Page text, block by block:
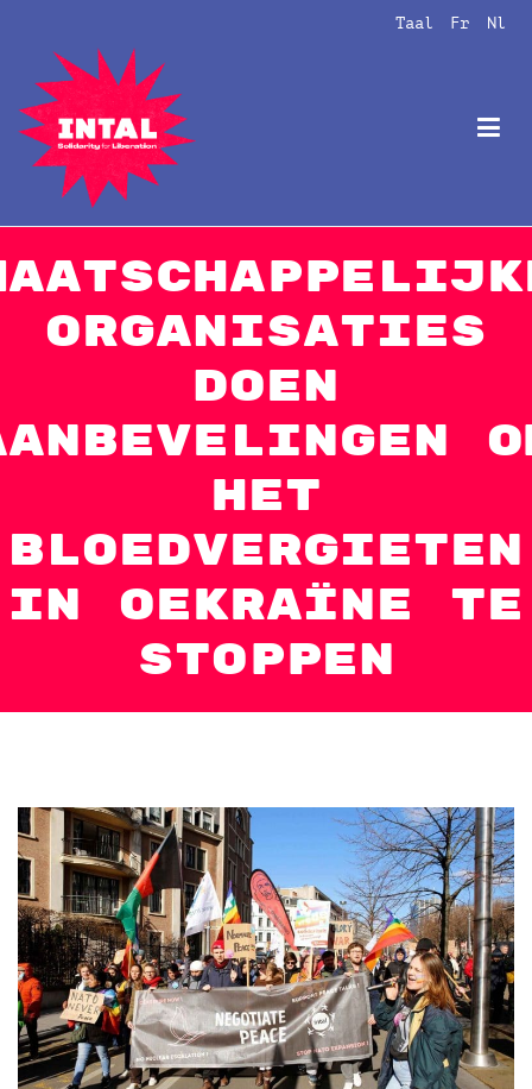
springen
Taal Fr Nl
Intal
Globalize Solidarity!
organisaties
doen
het
bloedvergieten
in Oekraïne te
stoppen